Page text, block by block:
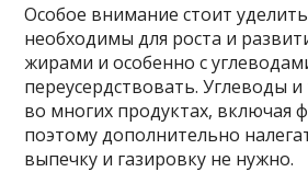
Особое внимание стоит
необходимы для роста и
жирами и особенно с
переусердствовать. Углеводы и
во многих продуктах, включая
поэтому дополнительно
выпечку и газировку не нужно.